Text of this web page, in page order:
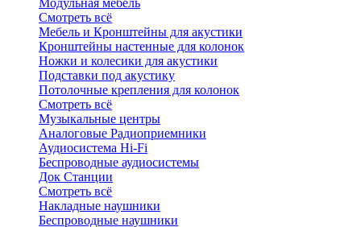
Модульная мебель
Смотреть всё
Мебель и Кронштейны для акустики
Кронштейны настенные для колонок
Ножки и колесики для акустики
Подставки под акустику
Потолочные крепления для колонок
Смотреть всё
Музыкальные центры
Аналоговые Радиоприемники
Аудиосистема Hi-Fi
Беспроводные аудиосистемы
Док Станции
Смотреть всё
Накладные наушники
Беспроводные наушники